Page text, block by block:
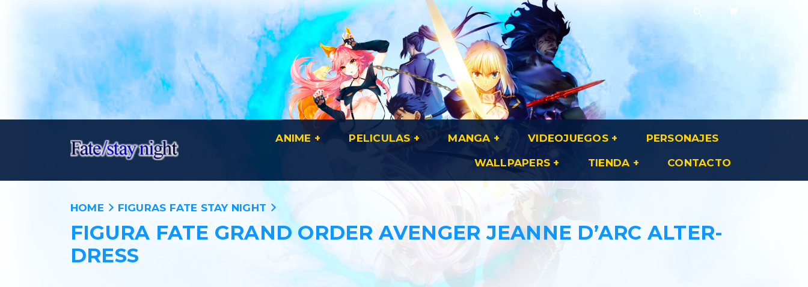
ANIME PELICULAS MANGA VIDEOJUEGOS
PERSONAJES
WALLPAPERS
TIENDA CONTACTO
HOME FIGURAS FATE STAY NIGHT
FIGURA FATE GRAND ORDER AVENGER JEANNE D’ARC ALTER-
DRESS